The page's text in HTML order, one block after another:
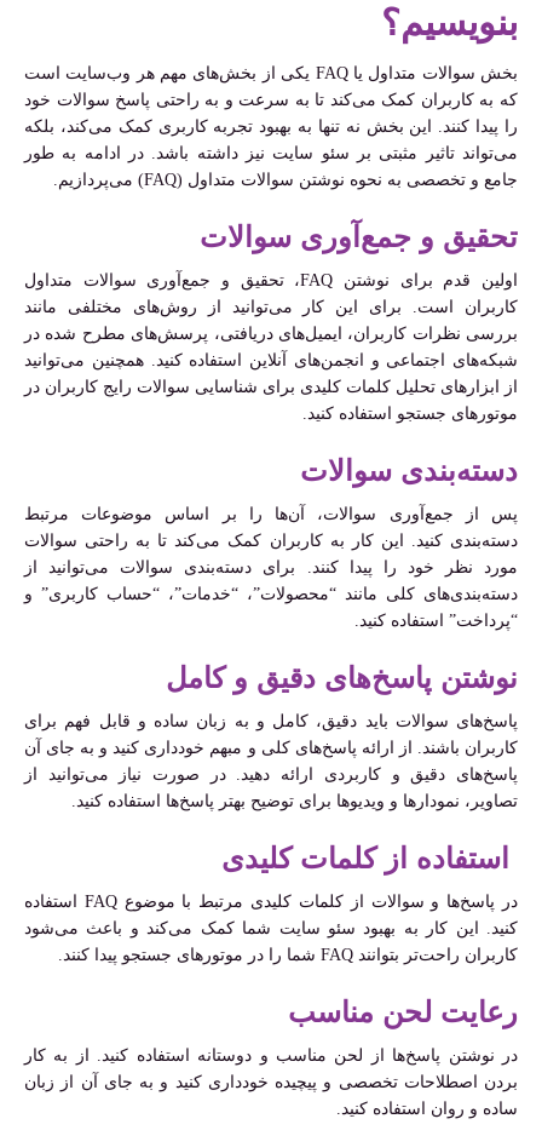
بنویسیم؟
بخش سوالات متداول یا FAQ یکی از بخش‌های مهم هر وب‌سایت است
که به کاربران کمک می‌کند تا به سرعت و به راحتی پاسخ سوالات خود
را پیدا کنند. این بخش نه تنها به بهبود تجربه کاربری کمک می‌کند، بلکه
می‌تواند تاثیر مثبتی بر سئو سایت نیز داشته باشد. در ادامه به طور
جامع و تخصصی به نحوه نوشتن سوالات متداول (FAQ) می‌پردازیم.
تحقیق و جمع‌آوری سوالات
اولین قدم برای نوشتن FAQ، تحقیق و جمع‌آوری سوالات متداول
کاربران است. برای این کار می‌توانید از روش‌های مختلفی مانند
بررسی نظرات کاربران، ایمیل‌های دریافتی، پرسش‌های مطرح شده در
شبکه‌های اجتماعی و انجمن‌های آنلاین استفاده کنید. همچنین می‌توانید
از ابزارهای تحلیل کلمات کلیدی برای شناسایی سوالات رایج کاربران در
موتورهای جستجو استفاده کنید.
دسته‌بندی سوالات
پس از جمع‌آوری سوالات، آن‌ها را بر اساس موضوعات مرتبط
دسته‌بندی کنید. این کار به کاربران کمک می‌کند تا به راحتی سوالات
مورد نظر خود را پیدا کنند. برای دسته‌بندی سوالات می‌توانید از
دسته‌بندی‌های کلی مانند “محصولات”، “خدمات”، “حساب کاربری” و
“پرداخت” استفاده کنید.
نوشتن پاسخ‌های دقیق و کامل
پاسخ‌های سوالات باید دقیق، کامل و به زبان ساده و قابل فهم برای
کاربران باشند. از ارائه پاسخ‌های کلی و مبهم خودداری کنید و به جای آن
پاسخ‌های دقیق و کاربردی ارائه دهید. در صورت نیاز می‌توانید از
تصاویر، نمودارها و ویدیوها برای توضیح بهتر پاسخ‌ها استفاده کنید.
استفاده از کلمات کلیدی
در پاسخ‌ها و سوالات از کلمات کلیدی مرتبط با موضوع FAQ استفاده
کنید. این کار به بهبود سئو سایت شما کمک می‌کند و باعث می‌شود
کاربران راحت‌تر بتوانند FAQ شما را در موتورهای جستجو پیدا کنند.
رعایت لحن مناسب
در نوشتن پاسخ‌ها از لحن مناسب و دوستانه استفاده کنید. از به کار
بردن اصطلاحات تخصصی و پیچیده خودداری کنید و به جای آن از زبان
ساده و روان استفاده کنید.